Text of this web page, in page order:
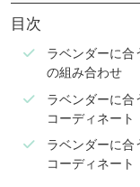
目次
ラベンダーに合
の組み合わせ
ラベンダーに
コーディネート
ラベンダーに
コーディネート